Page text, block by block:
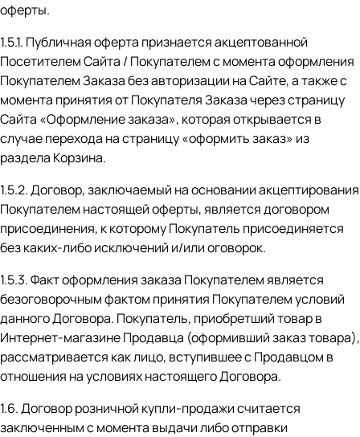
оферты.
1.5.1. Публичная оферта признается акцептованной
Посетителем Сайта / Покупателем с момента оформления
Покупателем Заказа без авторизации на Сайте, а также с
момента принятия от Покупателя Заказа через страницу
Сайта «Оформление заказа», которая открывается в
случае перехода на страницу «оформить заказ» из
раздела Корзина.
1.5.2. Договор, заключаемый на основании акцептирования
Покупателем настоящей оферты, является договором
присоединения, к которому Покупатель присоединяется
без каких-либо исключений и/или оговорок.
1.5.3. Факт оформления заказа Покупателем является
безоговорочным фактом принятия Покупателем условий
данного Договора. Покупатель, приобретший товар в
Интернет-магазине Продавца (оформивший заказ товара),
рассматривается как лицо, вступившее с Продавцом в
отношения на условиях настоящего Договора.
1.6. Договор розничной купли-продажи считается
заключенным с момента выдачи либо отправки